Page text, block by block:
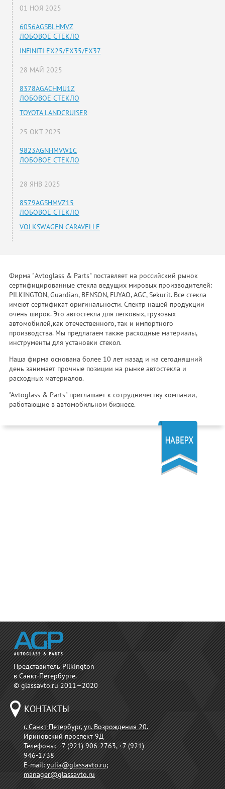
01 НОЯ 2025
6056AGSBLHMVZ
ЛОБОВОЕ СТЕКЛО
INFINITI EX25/EX35/EX37
28 МАЙ 2025
8378AGACHMU1Z
ЛОБОВОЕ СТЕКЛО
TOYOTA LANDCRUISER
25 ОКТ 2025
9823AGNHMVW1C
ЛОБОВОЕ СТЕКЛО
28 ЯНВ 2025
8579AGSHMVZ15
ЛОБОВОЕ СТЕКЛО
VOLKSWAGEN CARAVELLE
Фирма "Avtoglass & Parts" поставляет на российский рынок
сертифицированные стекла ведущих мировых производителей:
PILKINGTON, Guardian, BENSON, FUYAO, AGC, Sekurit. Все стекла
имеют сертификат оригинальности. Спектр нашей продукции
очень широк. Это автостекла для легковых, грузовых
автомобилей,как отечественного, так и импортного
производства. Мы предлагаем также расходные материалы,
инструменты для установки стекол.
Наша фирма основана более 10 лет назад и на сегодняшний
день занимает прочные позиции на рынке автостекла и
расходных материалов.
"Avtoglass & Parts" приглашает к сотрудничеству компании,
работающие в автомобильном бизнесе.
Представитель Pilkington
в Санкт-Петербурге.
© glassavto.ru 2011—2020
КОНТАКТЫ
г. Санкт-Петербург, ул. Возрождения 20.
Ириновский проспект 9Д
Телефоны:+7 (921) 906-2763, +7 (921)
946-1738
E-mail:yulia@glassavto.ru;
manager@glassavto.ru